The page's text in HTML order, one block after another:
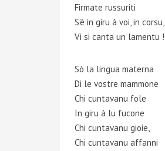
Firmate russuriti
S’è in giru à voi, in corsu,
Vi si canta un lamentu !
Sò la lingua materna
Di le vostre mammone
Chi cuntavanu fole
In giru à lu fucone
Chi cuntavanu gioie,
Chi cuntavanu affanni